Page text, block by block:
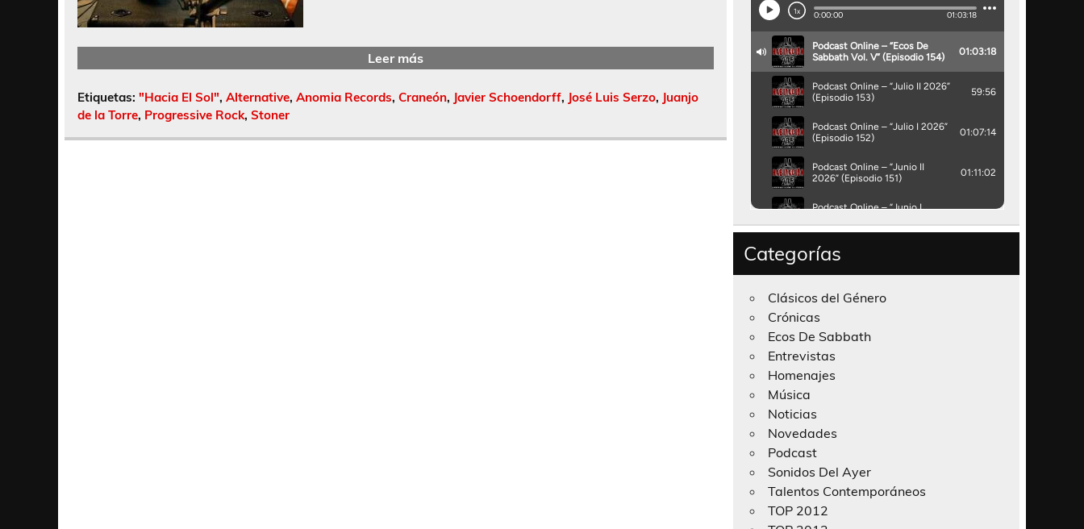
Leer más
Etiquetas: "Hacia El Sol", Alternative, Anomia Records, Craneón, Javier Schoendorff, José Luis Serzo, Juanjo
de la Torre, Progressive Rock, Stoner
Categorías
Clásicos del Género
Crónicas
Ecos De Sabbath
Entrevistas
Homenajes
Música
Noticias
Novedades
Podcast
Sonidos Del Ayer
Talentos Contemporáneos
TOP 2012